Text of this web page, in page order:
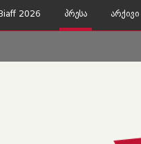
Biaff 2026 Პრესა Არქივი